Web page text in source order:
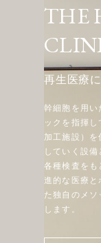
THE
再生医療
幹細胞を用い
ックを指揮
加工施設）
していく設
各種検査をも
進的な医療と
た独自のメ
します。